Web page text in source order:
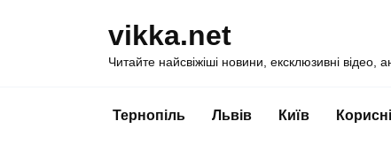
vikka.net
Читайте найсвіжіші новини, ексклюзивні відео,
Тернопіль Львів Київ